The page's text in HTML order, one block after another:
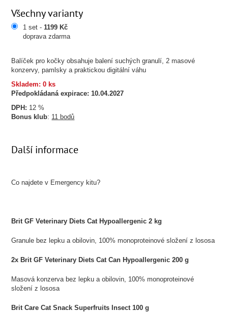
Balíček pro kočky obsahuje balení suchých granulí, 2 masové
konzervy, pamlsky a praktickou digitální váhu
Skladem: 0 ks
Předpokládaná expirace: 10.04.2027
DPH: 12 %
Bonus klub: 11 bodů
Všechny varianty
1 set -1199 Kč
doprava zdarma
Další informace
Co najdete v Emergency kitu?
Brit GF Veterinary Diets Cat Hypoallergenic 2 kg
Granule bez lepku a obilovin, 100% monoproteinové složení z lososa
2x Brit GF Veterinary Diets Cat Can Hypoallergenic 200 g
Masová konzerva bez lepku a obilovin, 100% monoproteinové
složení z lososa
Brit Care Cat Snack Superfruits Insect 100 g